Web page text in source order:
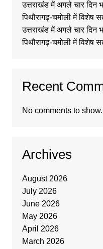
उत्तराखंड में अगले चार दिन
पिथौरागढ़-चमोली में विशेष
उत्तराखंड में अगले चार दिन
पिथौरागढ़-चमोली में विशेष
Recent
No comments to show.
Archives
August 2026
July 2026
June 2026
May 2026
April 2026
March 2026